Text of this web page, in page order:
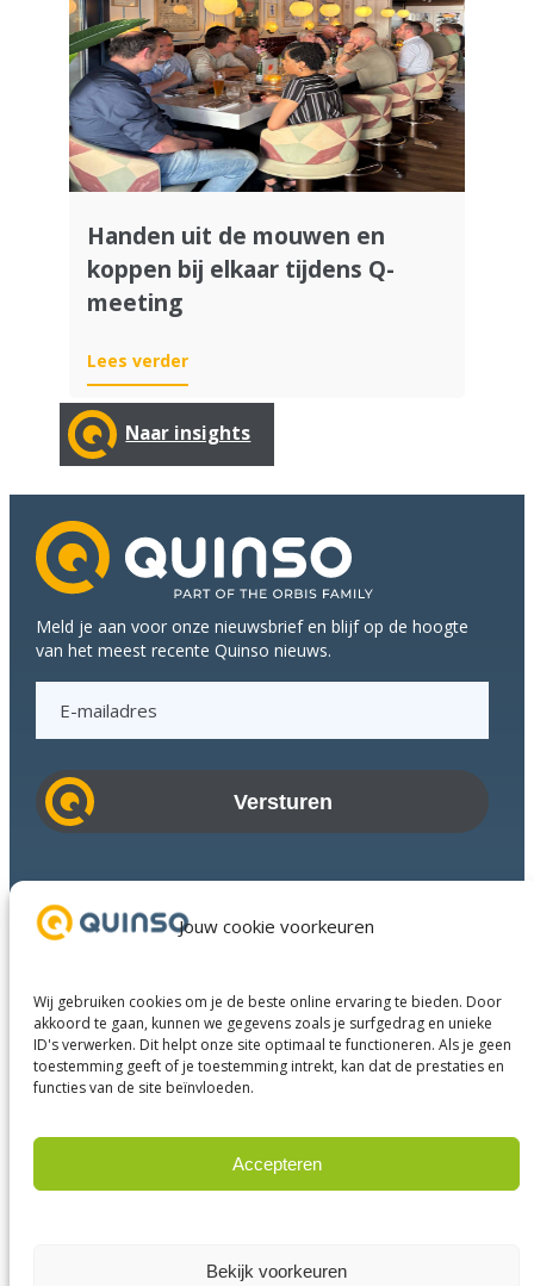
Jouw cookie voorkeuren
Wij gebruiken cookies om je de beste online ervaring te bieden. Door
akkoord te gaan, kunnen we gegevens zoals je surfgedrag en unieke
ID's verwerken. Dit helpt onze site optimaal te functioneren. Als je geen
toestemming geeft of je toestemming intrekt, kan dat de prestaties en
functies van de site beïnvloeden.
Accepteren
Bekijk voorkeuren
Handen uit de mouwen en
koppen bij elkaar tijdens Q-
meeting
Lees verder
Naar insights
Meld je aan voor onze nieuwsbrief en blijf op de hoogte
van het meest recente Quinso nieuws.
a
i
d
r
s
Succesverhalen
Diensten
Over ons
Businesspartners
Contact
LinkedInInstagramFacebook YouTube
Privacy Policy